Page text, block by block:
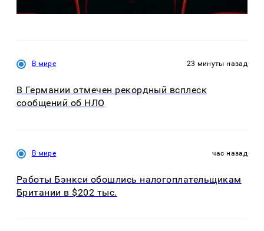
В мире 23 минуты назад
В Германии отмечен рекордный всплеск
сообщений об НЛО
В мире час назад
Работы Бэнкси обошлись налогоплательщикам
Британии в $202 тыс.